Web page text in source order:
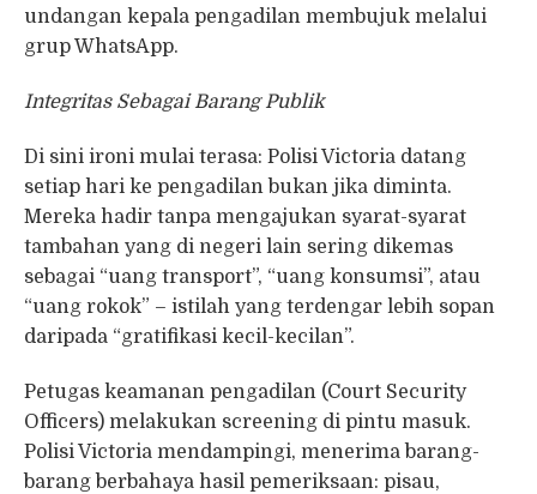
undangan kepala pengadilan membujuk melalui
grup WhatsApp.
Integritas Sebagai Barang Publik
Di sini ironi mulai terasa: Polisi Victoria datang
setiap hari ke pengadilan bukan jika diminta.
Mereka hadir tanpa mengajukan syarat-syarat
tambahan yang di negeri lain sering dikemas
sebagai “uang transport”, “uang konsumsi”, atau
“uang rokok” – istilah yang terdengar lebih sopan
daripada “gratifikasi kecil-kecilan”.
Petugas keamanan pengadilan (Court Security
Officers) melakukan screening di pintu masuk.
Polisi Victoria mendampingi, menerima barang-
barang berbahaya hasil pemeriksaan: pisau,